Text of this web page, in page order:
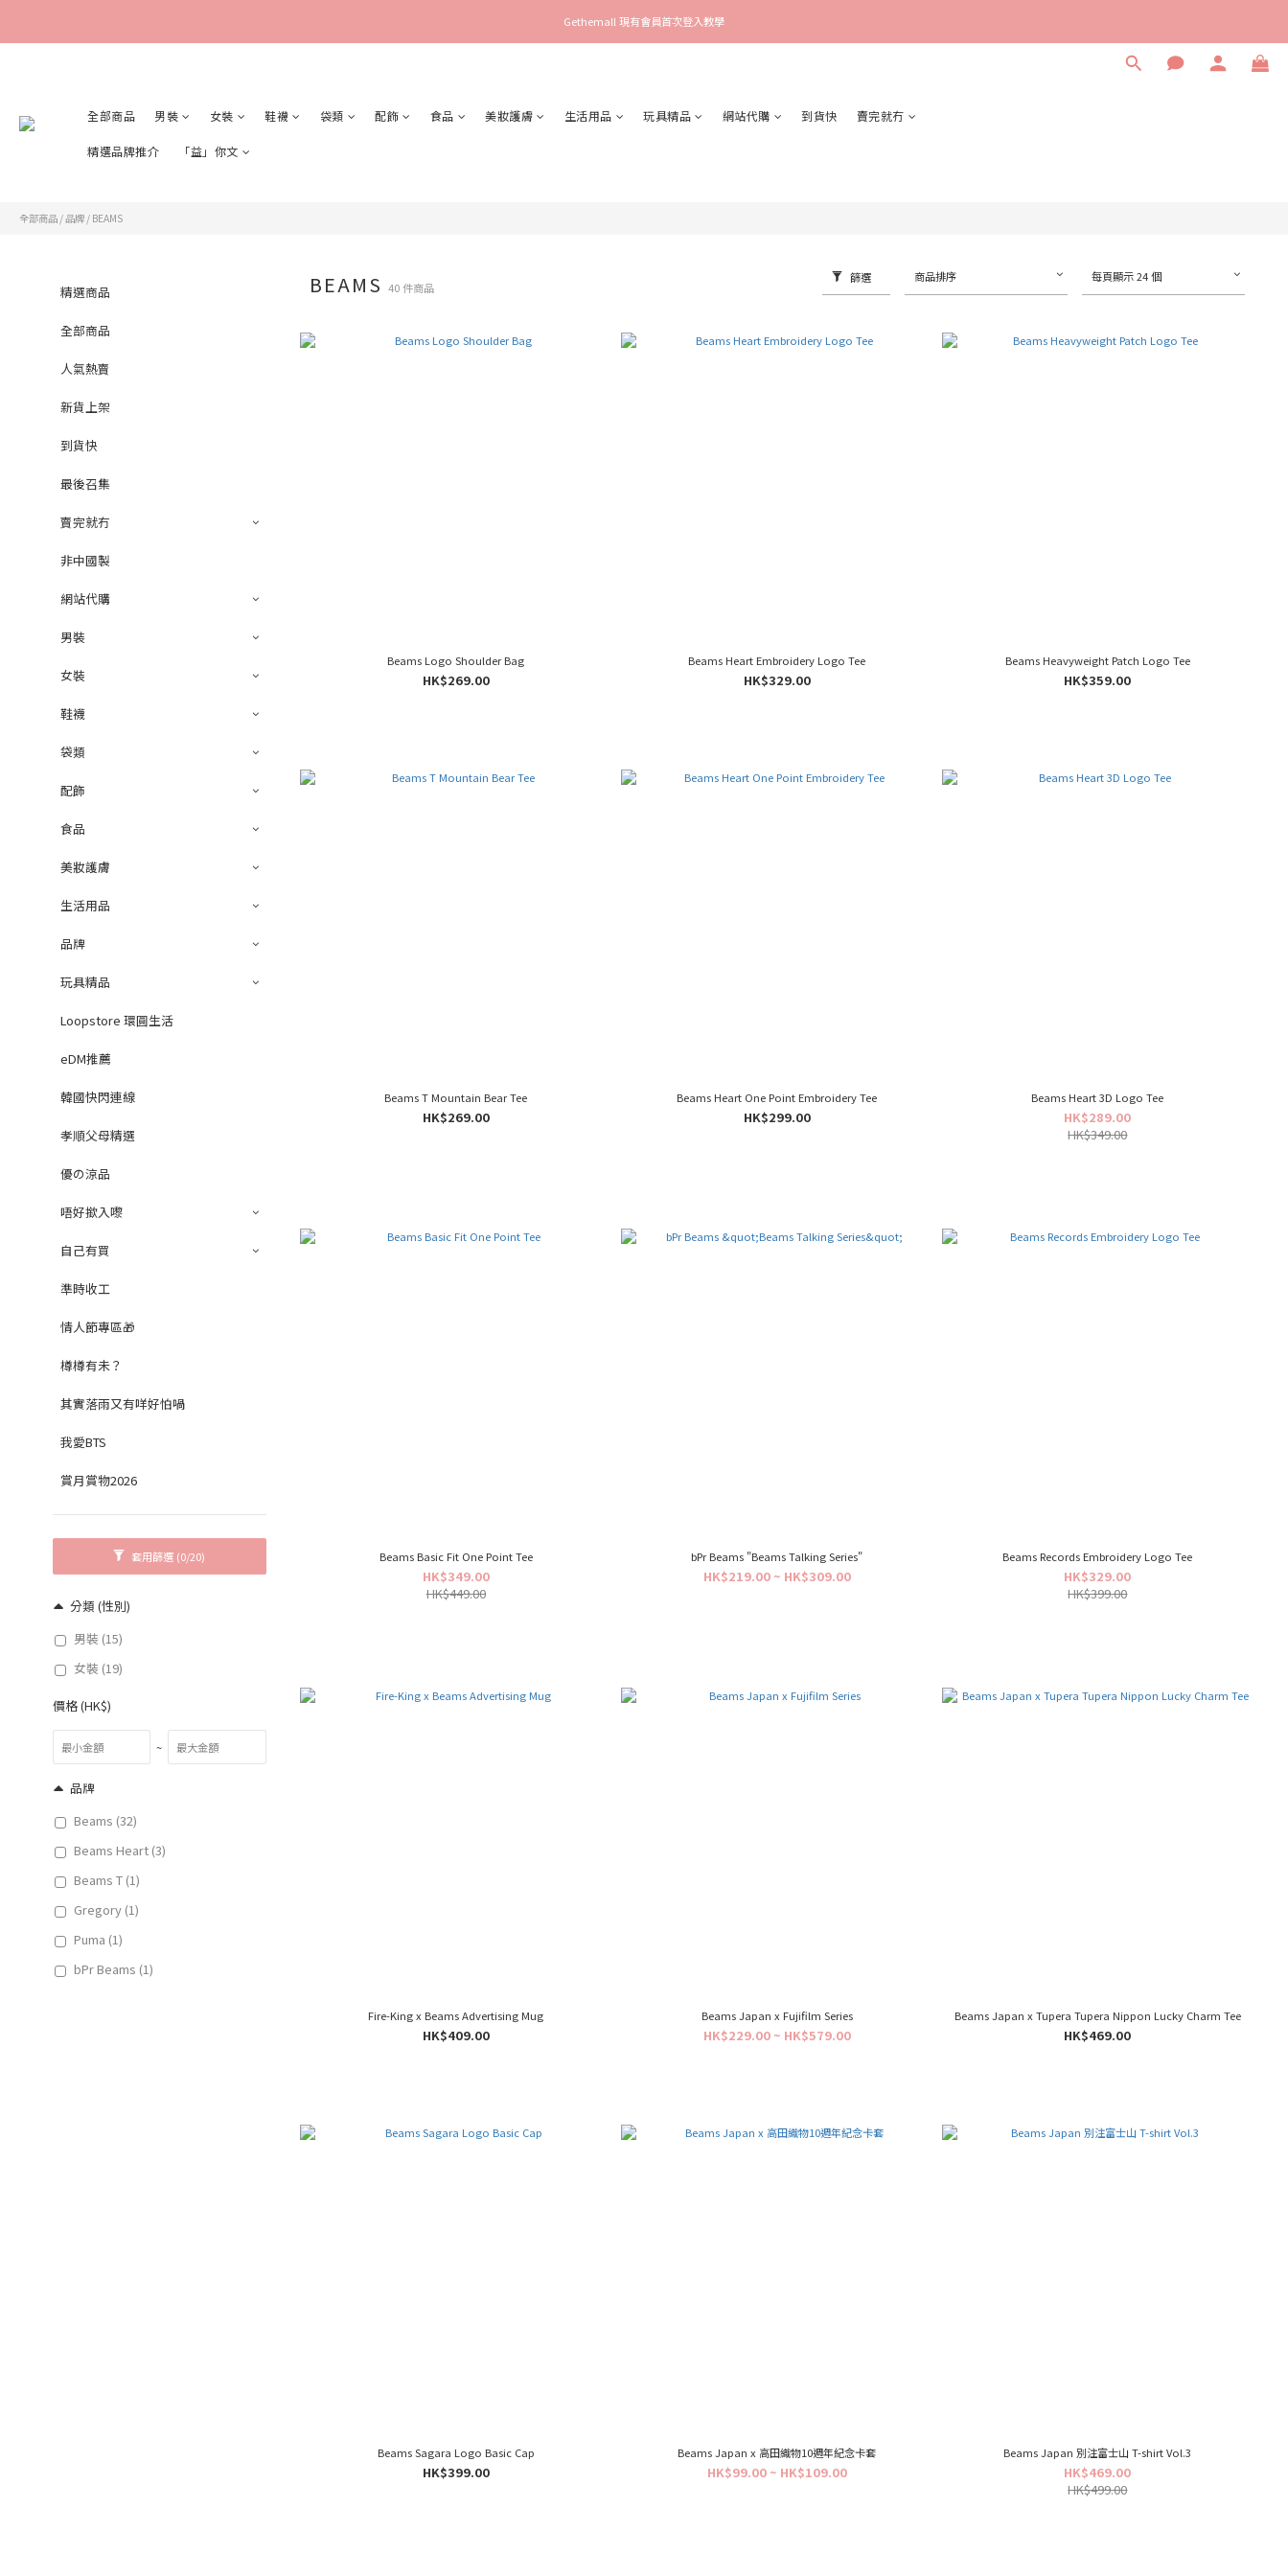
Gethemall 現有會員首次登入教學
全部商品 男裝 女裝 鞋襪 袋類 配飾 食品 美妝護膚 生活用品 玩具精品 網站代購 到貨快 賣完就冇
精選品牌推介 「益」你文
全部商品 /品牌 / BEAMS
精選商品
全部商品
人氣熱賣
新貨上架
到貨快
最後召集
賣完就冇
非中國製
網站代購
男裝
女裝
鞋襪
袋類
配飾
食品
美妝護膚
生活用品
品牌
玩具精品
Loopstore 環圓生活
eDM推薦
韓國快閃連線
孝順父母精選
優の涼品
唔好撳入嚟
自己有買
準時收工
情人節專區🎁
樽樽有未？
其實落雨又有咩好怕喎
我愛BTS
賞月賞物2026
套用篩選 (0/20)
分類 (性別)
男裝 (15)
女裝 (19)
價格 (HK$)
~
品牌
Beams (32)
Beams Heart (3)
Beams T (1)
Gregory (1)
Puma (1)
bPr Beams (1)
BEAMS40 件商品
篩選 商品排序 每頁顯示 24 個
Beams Logo Shoulder Bag
HK$269.00
Beams Heart Embroidery Logo Tee
HK$329.00
Beams Heavyweight Patch Logo Tee
HK$359.00
Beams T Mountain Bear Tee
HK$269.00
Beams Heart One Point Embroidery Tee
HK$299.00
Beams Heart 3D Logo Tee
HK$289.00
HK$349.00
Beams Basic Fit One Point Tee
HK$349.00
HK$449.00
bPr Beams "Beams Talking Series"
HK$219.00 ~ HK$309.00
Beams Records Embroidery Logo Tee
HK$329.00
HK$399.00
Fire-King x Beams Advertising Mug
HK$409.00
Beams Japan x Fujifilm Series
HK$229.00 ~ HK$579.00
Beams Japan x Tupera Tupera Nippon Lucky Charm Tee
HK$469.00
Beams Sagara Logo Basic Cap
HK$399.00
Beams Japan x 高田織物10週年紀念卡套
HK$99.00 ~ HK$109.00
Beams Japan 別注富士山 T-shirt Vol.3
HK$469.00
HK$499.00